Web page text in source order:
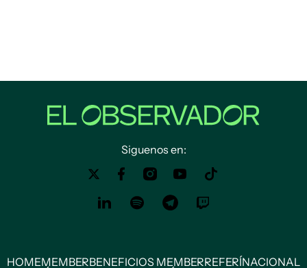
Siguenos en:
HOMEMEMBERBENEFICIOS MEMBERREFERÍNACIONAL